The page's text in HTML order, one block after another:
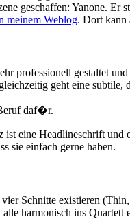
geschaffen: Yanone.
meinem Weblog. Dort kann
professionell gestaltet
geht eine subtile,
eine Headlineschrift
sie einfach gerne haben.
Schnitte existieren
harmonisch ins